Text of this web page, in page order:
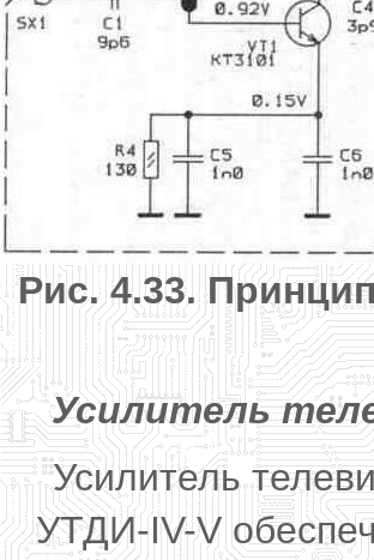
Рис. 4.33.
Усилитель
Усилитель
УТДИ-IV-V